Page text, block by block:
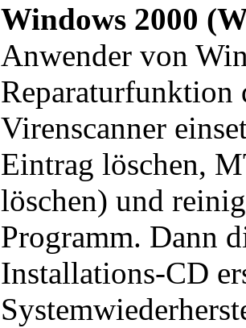
Windows 2000
Anwender von
Reparaturfunktion
Virenscanner
Eintrag löschen,
löschen) und
Programm. Dann
Installations-CD